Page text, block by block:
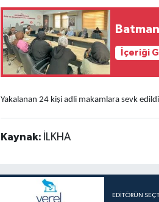
İçeriği
Yakalanan 24 kişi adli makamlara sevk
Kaynak: İLKHA
EDITÖRÜN